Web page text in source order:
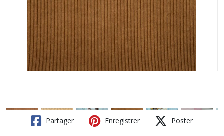
Partager Enregistrer Poster